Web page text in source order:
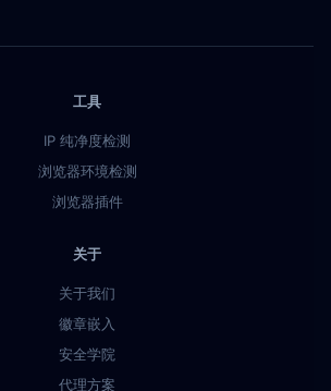
工具
IP 纯净度检测
浏览器环境检测
浏览器插件
关于
关于我们
徽章嵌入
安全学院
代理方案